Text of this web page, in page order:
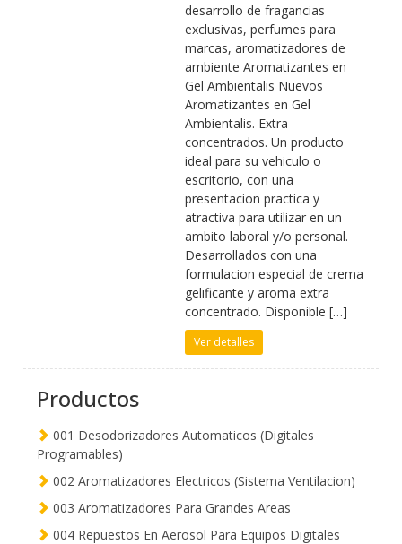
desarrollo de fragancias
exclusivas, perfumes para
marcas, aromatizadores de
ambiente Aromatizantes en
Gel Ambientalis Nuevos
Aromatizantes en Gel
Ambientalis. Extra
concentrados. Un producto
ideal para su vehiculo o
escritorio, con una
presentacion practica y
atractiva para utilizar en un
ambito laboral y/o personal.
Desarrollados con una
formulacion especial de crema
gelificante y aroma extra
concentrado. Disponible […]
Ver detalles
Productos
001 Desodorizadores Automaticos (Digitales
Programables)
002 Aromatizadores Electricos (Sistema Ventilacion)
003 Aromatizadores Para Grandes Areas
004 Repuestos En Aerosol Para Equipos Digitales